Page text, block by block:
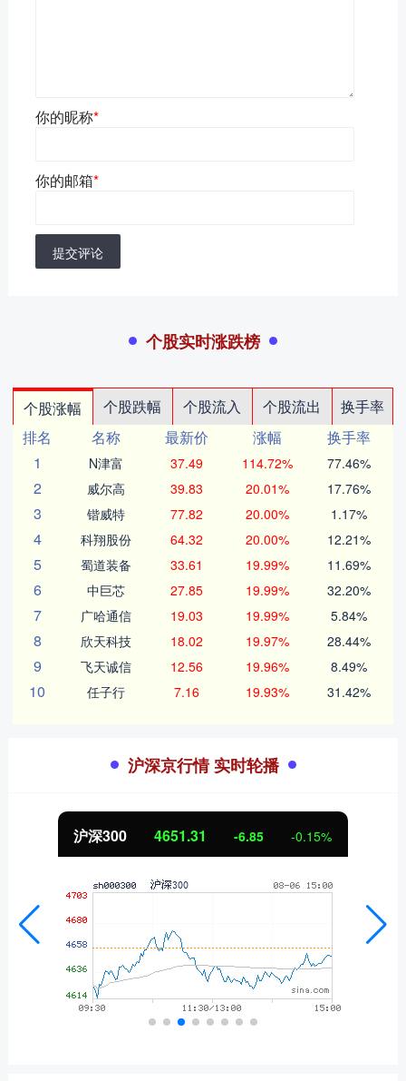
你的昵称*
你的邮箱*
提交评论
个股实时涨跌榜
个股涨幅 个股跌幅 个股流入 个股流出
换手率
排名
名称 最新价 涨幅
换手率
1
N津富 37.49 114.72% 77.46%
2 威尔高 39.83 20.01% 17.76%
3 锴威特 77.82 20.00% 1.17%
4 科翔股份 64.32 20.00% 12.21%
5 蜀道装备 33.61 19.99% 11.69%
6 中巨芯 27.85 19.99% 32.20%
7 广哈通信 19.03 19.99% 5.84%
8 欣天科技 18.02 19.97% 28.44%
9 飞天诚信 12.56 19.96% 8.49%
10 任子行 7.16 19.93% 31.42%
沪深京行情 实时轮播
沪深300 4651.31 -6.85 -0.15%